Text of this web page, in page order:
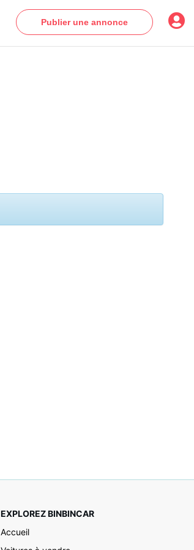
Publier une annonce
EXPLOREZ BINBINCAR
Accueil